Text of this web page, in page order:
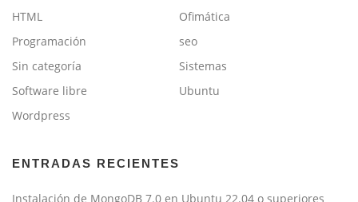
HTML
Ofimática
Programación
seo
Sin categoría
Sistemas
Software libre
Ubuntu
Wordpress
ENTRADAS RECIENTES
Instalación de MongoDB 7.0 en Ubuntu 22.04 o superiores